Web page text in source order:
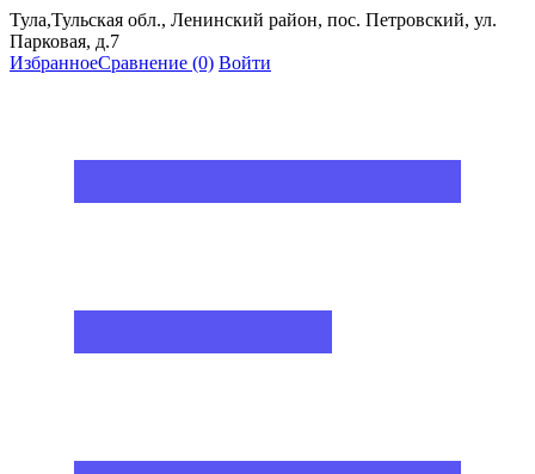
Тула,Тульская обл., Ленинский район, пос. Петровский, ул.
Парковая, д.7
ИзбранноеСравнение (0) Войти